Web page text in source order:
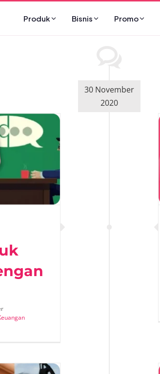
Produk Bisnis Promo
30 November
2020
Jenis, Fungsi dan
Sumber Devisa
Article